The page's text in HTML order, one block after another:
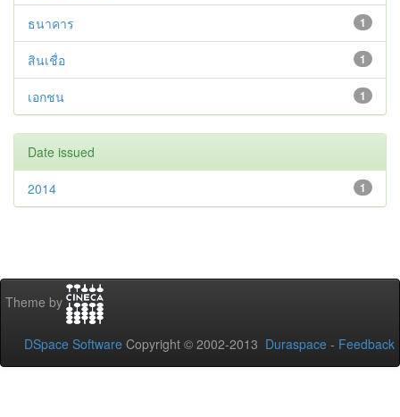
1
ธนาคาร
1
สินเชื่อ
1
เอกชน
Date issued
1
2014
Theme by
DSpace Software Copyright © 2002-2013 Duraspace - Feedback